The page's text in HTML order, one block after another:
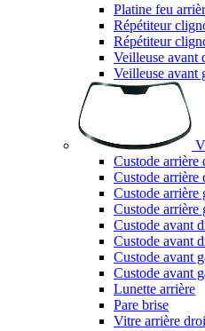
Platine feu
Répétiteur
Répétiteur
Veilleuse avant
Veilleuse avant
Custode arrière
Custode arrière
Custode arrière
Custode arrière
Custode avant
Custode avant
Custode avant
Custode avant
Lunette arrière
Pare brise
Vitre arrière